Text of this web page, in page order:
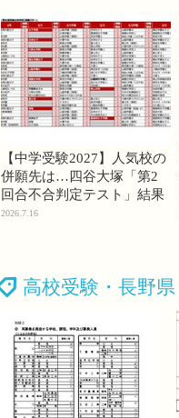
【中学受験2027】人気校の
併願先は…四谷大塚「第2
回合不合判定テスト」結果
2026.7.16
高校受験・長野県